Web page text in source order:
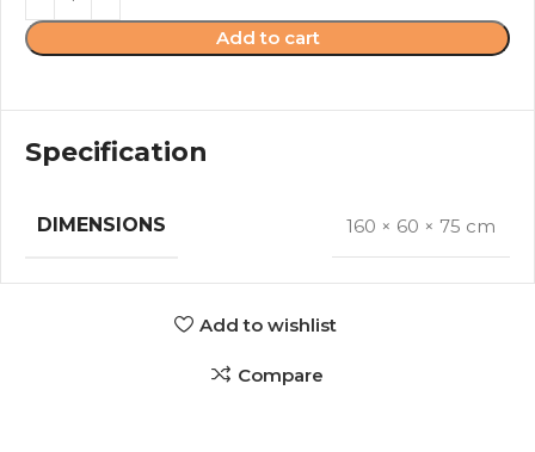
Add to cart
Specification
DIMENSIONS 160 × 60 × 75 cm
Add to wishlist
Compare